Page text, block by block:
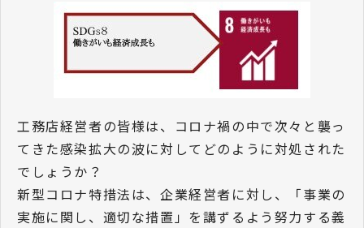
工務店経営者の皆様は、コロナ禍の中で次々と襲っ
てきた感染拡大の波に対してどのように対処された
でしょうか？
新型コロナ特措法は、企業経営者に対し、「事業の
実施に関し、適切な措置」を講ずるよう努力する義